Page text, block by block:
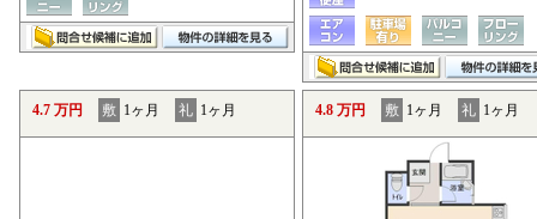
4.7 万円 敷 1ヶ月 礼 1ヶ月 4.8 万円 敷 1ヶ月 礼 1ヶ月